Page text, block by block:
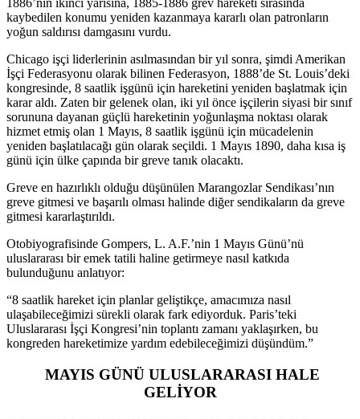
1886’nın ikinci yarısına, 1885-1886 grev hareketi sırasında
kaybedilen konumu yeniden kazanmaya kararlı olan patronların
yoğun saldırısı damgasını vurdu.
Chicago işçi liderlerinin asılmasından bir yıl sonra, şimdi Amerikan
İşçi Federasyonu olarak bilinen Federasyon, 1888’de St. Louis’deki
kongresinde, 8 saatlik işgünü için hareketini yeniden başlatmak için
karar aldı. Zaten bir gelenek olan, iki yıl önce işçilerin siyasi bir sınıf
sorununa dayanan güçlü hareketinin yoğunlaşma noktası olarak
hizmet etmiş olan 1 Mayıs, 8 saatlik işgünü için mücadelenin
yeniden başlatılacağı gün olarak seçildi. 1 Mayıs 1890, daha kısa iş
günü için ülke çapında bir greve tanık olacaktı.
Greve en hazırlıklı olduğu düşünülen Marangozlar Sendikası’nın
greve gitmesi ve başarılı olması halinde diğer sendikaların da greve
gitmesi kararlaştırıldı.
Otobiyografisinde Gompers, L. A.F.’nin 1 Mayıs Günü’nü
uluslararası bir emek tatili haline getirmeye nasıl katkıda
bulunduğunu anlatıyor:
“8 saatlik hareket için planlar geliştikçe, amacımıza nasıl
ulaşabileceğimizi sürekli olarak fark ediyorduk. Paris’teki
Uluslararası İşçi Kongresi’nin toplantı zamanı yaklaşırken, bu
kongreden hareketimize yardım edebileceğimizi düşündüm.”
MAYIS GÜNÜ ULUSLARARASI HALE
GELİYOR